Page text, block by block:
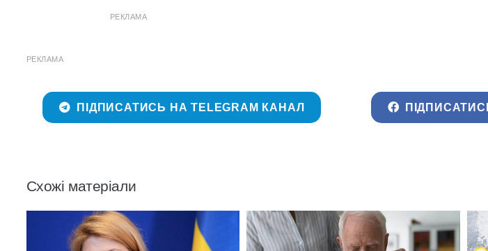
РЕКЛАМА
РЕКЛАМА
ПІДПИСАТИСЬ НА TELEGRAM КАНАЛ
Схожі матеріали